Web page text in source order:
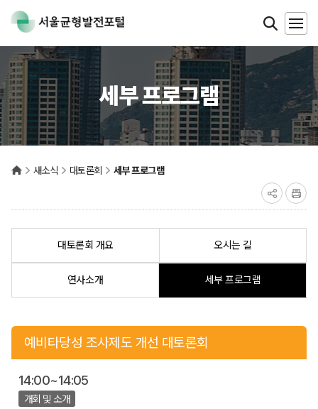
세부 프로그램
새소식 대토론회 세부 프로그램
대토론회 개요 오시는 길
연사소개 세부 프로그램
예비타당성 조사제도 개선 대토론회
14:00~14:05
개회 및 소개